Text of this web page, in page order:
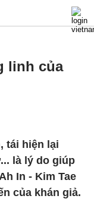
linh của
tái hiện lại
là lý do giúp
In - Kim Tae
của khán giả.